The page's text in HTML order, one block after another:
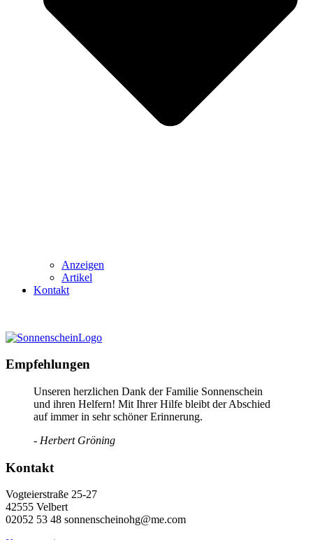
Anzeigen
Artikel
Kontakt
Empfehlungen
Unseren herzlichen Dank der Familie Sonnenschein
und ihren Helfern! Mit Ihrer Hilfe bleibt der Abschied
auf immer in sehr schöner Erinnerung.
- Herbert Gröning
Kontakt
Vogteierstraße 25-27
42555 Velbert
02052 53 48 sonnenscheinohg@me.com